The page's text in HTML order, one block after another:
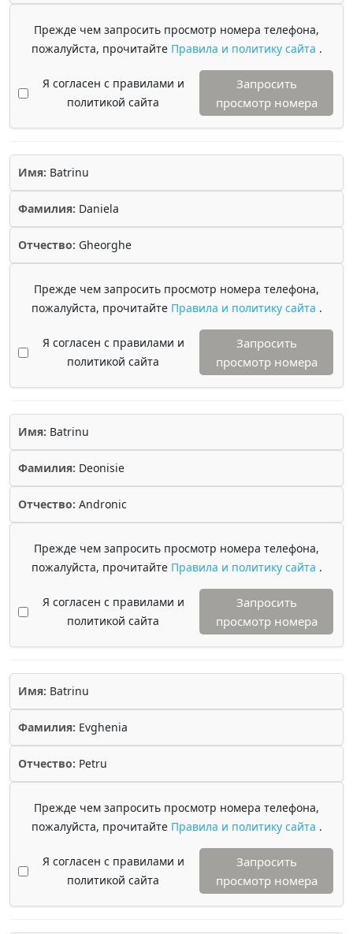
Прежде чем запросить просмотр номера телефона,
пожалуйста, прочитайте Правила и политику сайта .
Я согласен с правилами и
политикой сайта
Запросить
просмотр номера
Имя: Batrinu
Фамилия: Daniela
Отчество: Gheorghe
Прежде чем запросить просмотр номера телефона,
пожалуйста, прочитайте Правила и политику сайта .
Я согласен с правилами и
политикой сайта
Запросить
просмотр номера
Имя: Batrinu
Фамилия: Deonisie
Отчество: Andronic
Прежде чем запросить просмотр номера телефона,
пожалуйста, прочитайте Правила и политику сайта .
Я согласен с правилами и
политикой сайта
Запросить
просмотр номера
Имя: Batrinu
Фамилия: Evghenia
Отчество: Petru
Прежде чем запросить просмотр номера телефона,
пожалуйста, прочитайте Правила и политику сайта .
Я согласен с правилами и
политикой сайта
Запросить
просмотр номера